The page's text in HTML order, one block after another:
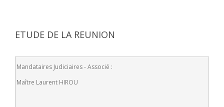
ETUDE DE LA REUNION
Mandataires Judiciaires - Associé :
Maître Laurent HIROU